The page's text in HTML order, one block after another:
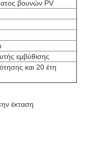
βουνών PV
εμβύθισης
και 20 έτη
έκταση